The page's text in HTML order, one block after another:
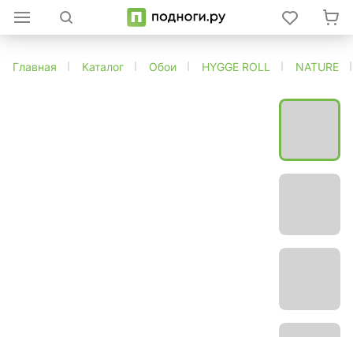
Главная Каталог Обои HYGGE ROLL NATURE